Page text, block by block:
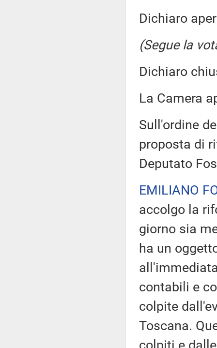
Dichiaro
(Segue la
Dichiaro
La Camera
Sull'ordine
proposta di
Deputato
EMILIANO
accolgo la
giorno sia
ha un
contabili e
colpite
Toscana.